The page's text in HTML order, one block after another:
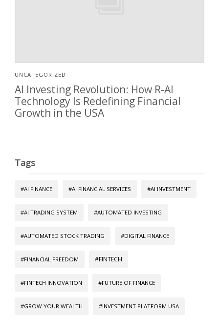
UNCATEGORIZED
AI Investing Revolution: How R-AI
Technology Is Redefining Financial
Growth in the USA
Tags
#AI FINANCE #AI FINANCIAL SERVICES #AI INVESTMENT
#AI TRADING SYSTEM #AUTOMATED INVESTING
#AUTOMATED STOCK TRADING #DIGITAL FINANCE
#FINANCIAL FREEDOM #FINTECH
#FINTECH INNOVATION #FUTURE OF FINANCE
#GROW YOUR WEALTH #INVESTMENT PLATFORM USA